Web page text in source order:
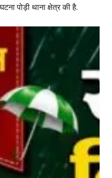
पोड़ी थाना क्षेत्र की है.